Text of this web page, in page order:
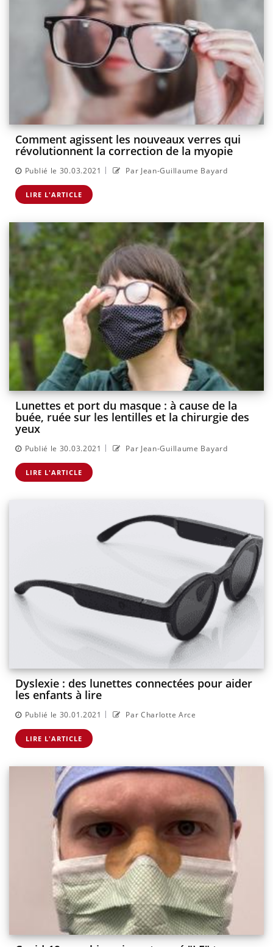
Comment agissent les nouveaux verres qui
révolutionnent la correction de la myopie
Publié le 30.03.2021 | Par Jean-Guillaume Bayard
LIRE L'ARTICLE
Lunettes et port du masque : à cause de la
buée, ruée sur les lentilles et la chirurgie des
yeux
Publié le 30.03.2021 | Par Jean-Guillaume Bayard
LIRE L'ARTICLE
Dyslexie : des lunettes connectées pour aider
les enfants à lire
Publié le 30.01.2021 | Par Charlotte Arce
LIRE L'ARTICLE